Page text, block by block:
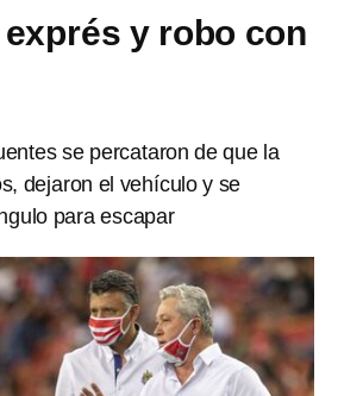
y robo con
se percataron de que la
dejaron el vehículo y se
para escapar